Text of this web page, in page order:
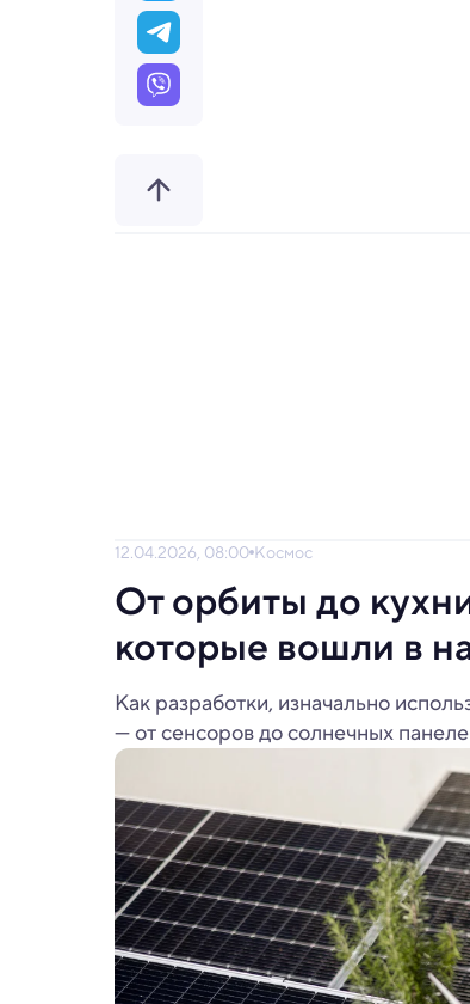
12.04.2026, 08:00 Космос
От орбиты до
которые вошли в
Как разработки, изначально
— от сенсоров до солнечных